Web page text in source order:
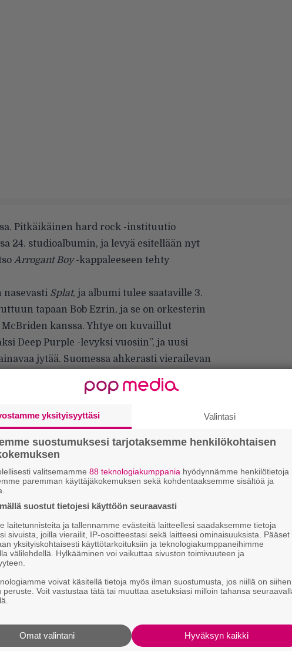
Pitkäikäinen hard rock -instituutio
24. studioalbumin, ja levyä esitellään nyt
Arrogant Boy-kappaleeseen tehty
Splat, ja albumi tulee saataville 3.
tapaan Bob Ezrin, ja se on orkesterin
kanssa. Yhtye on kuvaillut
Deep Purple -levyksi vuosiin”, ja uusi
jytää. Suomessa ahkerasti vierailevan
Espoon Metro-areenalla ja 12.6.
mistä kahvitauolla puhutaan! Nappaa
suoraan sähköpostiin tästä.
Arvio:
Miten
metal?
Se on
uuden
yksityisyyttäsi Valintasi
suostumuksesi tarjotaksemme henkilökohtaisen
valitsemamme 88 teknologiakumppania hyödynnämme henkilötietoja
paremman käyttäjäkokemuksen sekä kohdentaaksemme sisältöä ja
suostut tietojesi käyttöön seuraavasti
laitetunnisteita ja tallennamme evästeitä laitteellesi saadaksemme tietoja
sivuista, joilla vierailit, IP-osoitteestasi sekä laitteesi ominaisuuksista. Pääset
yksityiskohtaisesti käyttötarkoituksiin ja teknologiakumppaneihimme
välilehdellä. Hylkääminen voi vaikuttaa sivuston toimivuuteen ja
voivat käsitellä tietoja myös ilman suostumusta, jos niillä on siihen
peruste. Voit vastustaa tätä tai muuttaa asetuksiasi milloin tahansa
Hyväksyn kaikki
Omat valintani